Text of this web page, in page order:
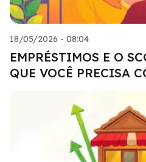
18/05/2026 - 08:04
EMPRÉSTIMOS E O
QUE VOCÊ PRECISA